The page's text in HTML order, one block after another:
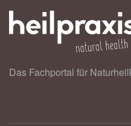
Das Fachportal für